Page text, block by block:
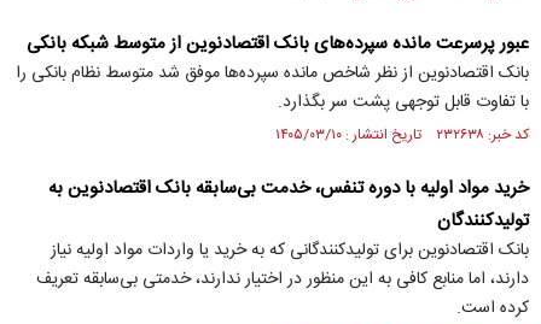
عبور پرسرعت مانده سپرده‌های بانک اقتصادنوین از متوسط شبکه بانکی
بانک اقتصادنوین از نظر شاخص مانده سپرده‌ها موفق شد متوسط نظام بانکی را
با تفاوت قابل توجهی پشت سر بگذارد.
کد خبر: ۲۳۲۶۳۸ تاریخ انتشار : ۱۴۰۵/۰۳/۱۰
خرید مواد اولیه با دوره تنفس، خدمت بی‌سابقه بانک اقتصادنوین به
تولیدکنندگان
بانک اقتصادنوین برای تولیدکنندگانی که به خرید یا واردات مواد اولیه نیاز
دارند، اما منابع کافی به این منظور در اختیار ندارند، خدمتی بی‌سابقه تعریف
کرده است.